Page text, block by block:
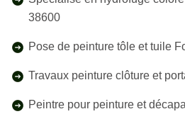
38600
Pose de peinture tôle et tuile
Travaux peinture clôture et
Peintre pour peinture et